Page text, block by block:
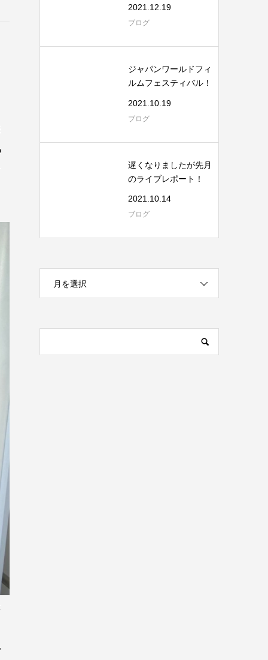
2021.12.19
ブログ
ジャパンワールドフィ
ルムフェスティバル！
2021.10.19
ブログ
遅くなりましたが先月
のライブレポート！
2021.10.14
ブログ
月を選択